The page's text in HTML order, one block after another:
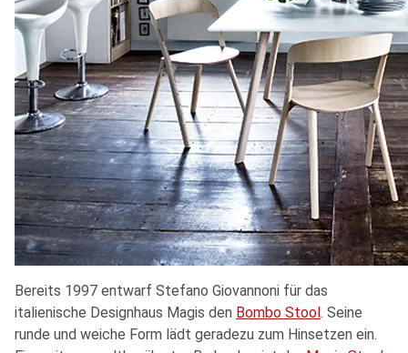
Bereits 1997 entwarf Stefano Giovannoni für das
italienische Designhaus Magis den Bombo Stool . Seine
runde und weiche Form lädt geradezu zum Hinsetzen ein.